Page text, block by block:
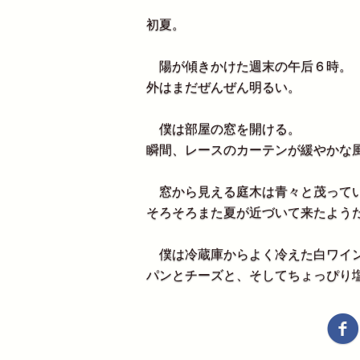
初夏。
陽が傾きかけた週末の午后６時。
外はまだぜんぜん明るい。
僕は部屋の窓を開ける。
瞬間、レースのカーテンが緩やかな
窓から見える庭木は青々と茂って
そろそろまた夏が近づいて来たよう
僕は冷蔵庫からよく冷えた白ワイ
パンとチーズと、そしてちょっぴり